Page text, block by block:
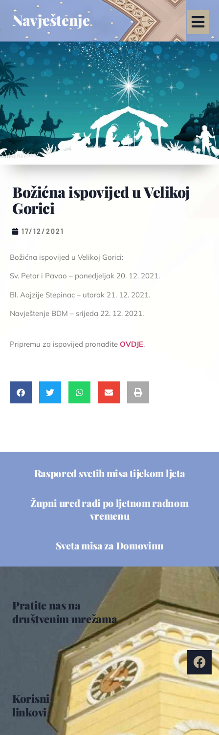
Navještenje
Božićna ispovijed u Velikoj
Gorici
17/12/2021
Božićna ispovijed u Velikoj Gorici:
Sv. Petar i Pavao – ponedjeljak 20. 12. 2021.
Bl. Aojzije Stepinac – utorak 21. 12. 2021.
Navještenje BDM – srijeda 22. 12. 2021.
Pripremu za ispovijed pronađite OVDJE.
Raspored svetih misa tijekom ljeta
Župni ured radi po ljetnom radnom
vremenu
Sveta misa za Domovinu
Korisni
linkovi
Pratite nas na
društvenim mrežama